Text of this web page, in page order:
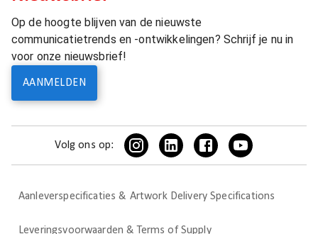
Op de hoogte blijven van de nieuwste
communicatietrends en -ontwikkelingen? Schrijf je nu in
voor onze nieuwsbrief!
AANMELDEN
Volg ons op:
Aanleverspecificaties & Artwork Delivery Specifications
Leveringsvoorwaarden & Terms of Supply